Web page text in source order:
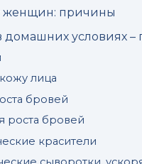
женщин: причины
домашних условиях
лица
бровей
роста бровей
красители